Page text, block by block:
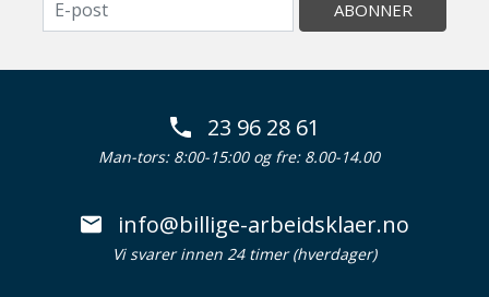
ABONNER
23 96 28 61
Man-tors: 8:00-15:00 og fre: 8.00-14.00
info@billige-arbeidsklaer.no
Vi svarer innen 24 timer (hverdager)